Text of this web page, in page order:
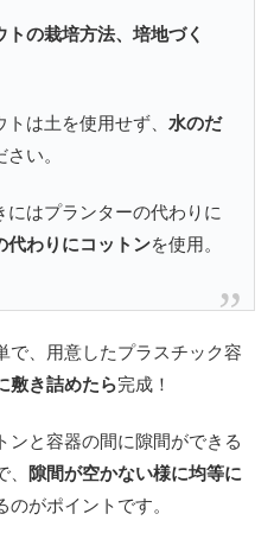
の栽培方法、培地づく
は土を使用せず、 水のだ
い。
はプランターの代わりに
代わりにコットンを使用。
で、用意したプラスチック容
敷き詰めたら完成！
ンと容器の間に隙間ができる
隙間が空かない様に均等に
がポイントです。